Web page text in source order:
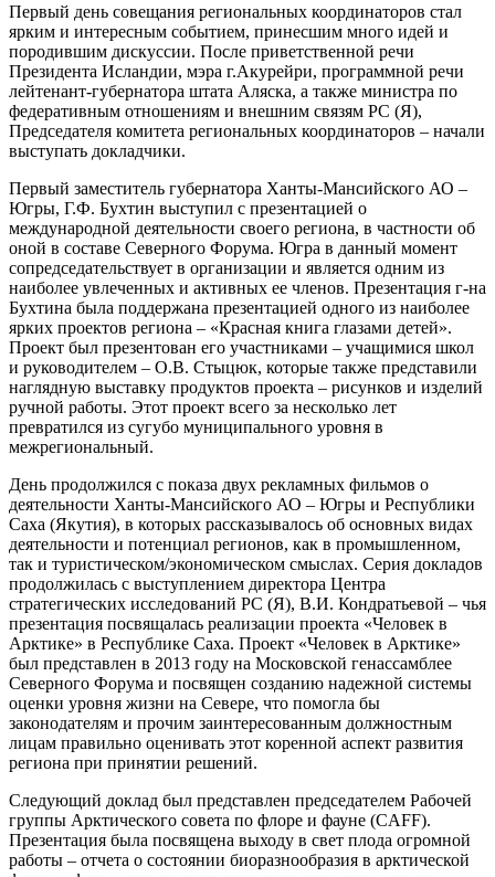
Первый день совещания региональных координаторов стал
ярким и интересным событием, принесшим много идей и
породившим дискуссии. После приветственной речи
Президента Исландии, мэра г.Акурейри, программной речи
лейтенант-губернатора штата Аляска, а также министра по
федеративным отношениям и внешним связям РС (Я),
Председателя комитета региональных координаторов – начали
выступать докладчики.
Первый заместитель губернатора Ханты-Мансийского АО –
Югры, Г.Ф. Бухтин выступил с презентацией о
международной деятельности своего региона, в частности об
оной в составе Северного Форума. Югра в данный момент
сопредседательствует в организации и является одним из
наиболее увлеченных и активных ее членов. Презентация г-на
Бухтина была поддержана презентацией одного из наиболее
ярких проектов региона – «Красная книга глазами детей».
Проект был презентован его участниками – учащимися школ
и руководителем – О.В. Стыцюк, которые также представили
наглядную выставку продуктов проекта – рисунков и изделий
ручной работы. Этот проект всего за несколько лет
превратился из сугубо муниципального уровня в
межрегиональный.
День продолжился с показа двух рекламных фильмов о
деятельности Ханты-Мансийского АО – Югры и Республики
Саха (Якутия), в которых рассказывалось об основных видах
деятельности и потенциал регионов, как в промышленном,
так и туристическом/экономическом смыслах. Серия докладов
продолжилась с выступлением директора Центра
стратегических исследований РС (Я), В.И. Кондратьевой – чья
презентация посвящалась реализации проекта «Человек в
Арктике» в Республике Саха. Проект «Человек в Арктике»
был представлен в 2013 году на Московской генассамблее
Северного Форума и посвящен созданию надежной системы
оценки уровня жизни на Севере, что помогла бы
законодателям и прочим заинтересованным должностным
лицам правильно оценивать этот коренной аспект развития
региона при принятии решений.
Следующий доклад был представлен председателем Рабочей
группы Арктического совета по флоре и фауне (CAFF).
Презентация была посвящена выходу в свет плода огромной
работы – отчета о состоянии биоразнообразия в арктической